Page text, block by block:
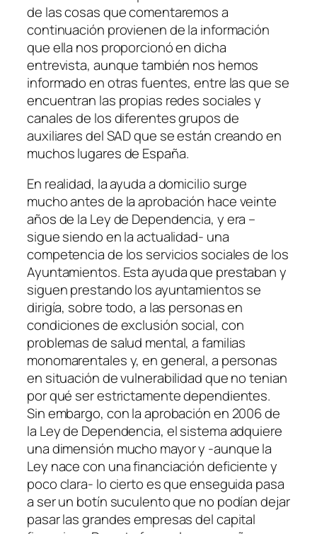
de las cosas que comentaremos a
continuación provienen de la información
que ella nos proporcionó en dicha
entrevista, aunque también nos hemos
informado en otras fuentes, entre las que se
encuentran las propias redes sociales y
canales de los diferentes grupos de
auxiliares del SAD que se están creando en
muchos lugares de España.
En realidad, la ayuda a domicilio surge
mucho antes de la aprobación hace veinte
años de la Ley de Dependencia, y era –
sigue siendo en la actualidad- una
competencia de los servicios sociales de los
Ayuntamientos. Esta ayuda que prestaban y
siguen prestando los ayuntamientos se
dirigía, sobre todo, a las personas en
condiciones deexclusión social, con
problemas de salud mental, a familias
monomarentales y, en general, a personas
en situación de vulnerabilidad que no tenian
por qué ser estrictamente dependientes.
Sin embargo, con la aprobación en 2006 de
la Ley de Dependencia, el sistema adquiere
una dimensión mucho mayor y -aunque la
Ley nace con una financiación deficiente y
poco clara- lo cierto es que enseguida pasa
a ser un botín suculento que no podían dejar
pasar las grandes empresas del capital